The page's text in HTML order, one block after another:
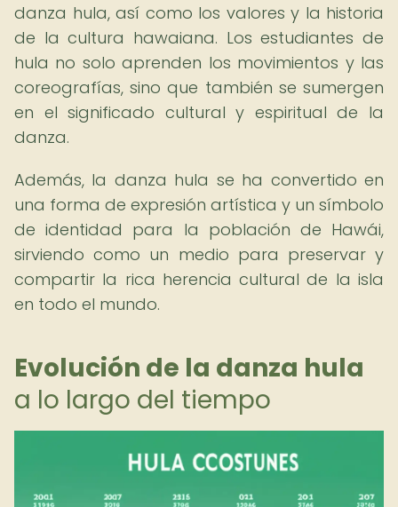
danza hula, así como los valores y la historia
de la cultura hawaiana. Los estudiantes de
hula no solo aprenden los movimientos y las
coreografías, sino que también se sumergen
en el significado cultural y espiritual de la
danza.
Además, la danza hula se ha convertido en
una forma de expresión artística y un símbolo
de identidad para la población de Hawái,
sirviendo como un medio para preservar y
compartir la rica herencia cultural de la isla
en todo el mundo.
Evolución de la danza hula
a lo largo del tiempo